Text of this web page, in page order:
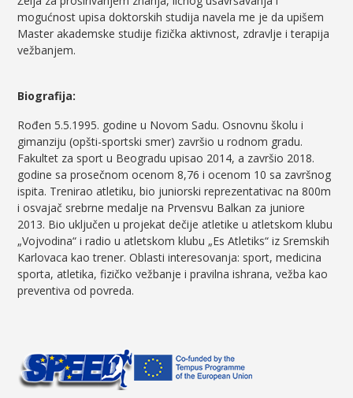
mogućnost upisa doktorskih studija navela me je da upišem
Master akademske studije fizička aktivnost, zdravlje i terapija
vežbanjem.
Biografija:
Rođen 5.5.1995. godine u Novom Sadu. Osnovnu školu i
gimanziju (opšti-sportski smer) završio u rodnom gradu.
Fakultet za sport u Beogradu upisao 2014, a završio 2018.
godine sa prosečnom ocenom 8,76 i ocenom 10 sa završnog
ispita. Trenirao atletiku, bio juniorski reprezentativac na 800m
i osvajač srebrne medalje na Prvensvu Balkan za juniore
2013. Bio uključen u projekat dečije atletike u atletskom klubu
„Vojvodina“ i radio u atletskom klubu „Es Atletiks“ iz Sremskih
Karlovaca kao trener. Oblasti interesovanja: sport, medicina
sporta, atletika, fizičko vežbanje i pravilna ishrana, vežba kao
preventiva od povreda.